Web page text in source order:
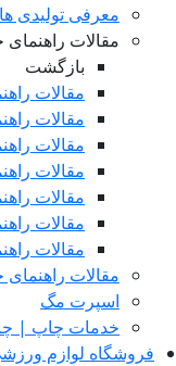
معرفی تولیدی ها
مقالات راهنمای
بازگشت
مقالات
مقالات
مقالات
مقالات
مقالات
مقالات
مقالات
مقالات راهنمای
اسپرت مگ
خدمات چاپ | چاپ
لوازم ورزشی